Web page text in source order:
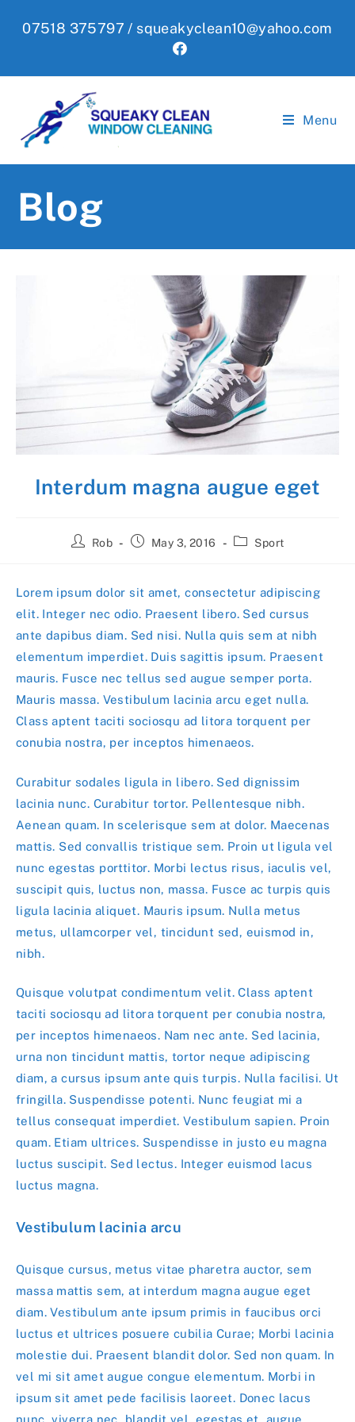
07518 375797 / squeakyclean10@yahoo.com
Menu
Blog
Interdum magna augue eget
PostRob
PostMay 3, 2016
PostSport
Lorem ipsum dolor sit amet, consectetur adipiscing
elit. Integer nec odio. Praesent libero. Sed cursus
ante dapibus diam. Sed nisi. Nulla quis sem at nibh
elementum imperdiet. Duis sagittis ipsum. Praesent
mauris. Fusce nec tellus sed augue semper porta.
Mauris massa. Vestibulum lacinia arcu eget nulla.
Class aptent taciti sociosqu ad litora torquent per
conubia nostra, per inceptos himenaeos.
Curabitur sodales ligula in libero. Sed dignissim
lacinia nunc. Curabitur tortor. Pellentesque nibh.
Aenean quam. In scelerisque sem at dolor. Maecenas
mattis. Sed convallis tristique sem. Proin ut ligula vel
nunc egestas porttitor. Morbi lectus risus, iaculis vel,
suscipit quis, luctus non, massa. Fusce ac turpis quis
ligula lacinia aliquet. Mauris ipsum. Nulla metus
metus, ullamcorper vel, tincidunt sed, euismod in,
nibh.
Quisque volutpat condimentum velit. Class aptent
taciti sociosqu ad litora torquent per conubia nostra,
per inceptos himenaeos. Nam nec ante. Sed lacinia,
urna non tincidunt mattis, tortor neque adipiscing
diam, a cursus ipsum ante quis turpis. Nulla facilisi. Ut
fringilla. Suspendisse potenti. Nunc feugiat mi a
tellus consequat imperdiet. Vestibulum sapien. Proin
quam. Etiam ultrices. Suspendisse in justo eu magna
luctus suscipit. Sed lectus. Integer euismod lacus
luctus magna.
Vestibulum lacinia arcu
Quisque cursus, metus vitae pharetra auctor, sem
massa mattis sem, at interdum magna augue eget
diam. Vestibulum ante ipsum primis in faucibus orci
luctus et ultrices posuere cubilia Curae; Morbi lacinia
molestie dui. Praesent blandit dolor. Sed non quam. In
vel mi sit amet augue congue elementum. Morbi in
ipsum sit amet pede facilisis laoreet. Donec lacus